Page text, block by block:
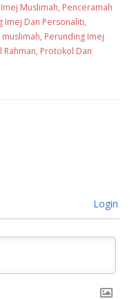
Muslimah, Penceramah
Imej Dan Personaliti,
, Perunding Imej
Rahman, Protokol Dan
Login